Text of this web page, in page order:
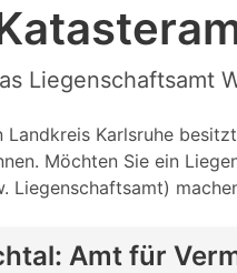
Liegenschaftsamt
Karlsruhe
Möchten Sie ein
Liegenschaftsamt)
Amt für